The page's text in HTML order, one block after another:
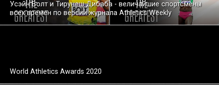
Усэйн Болт и Тирунеш Дибаба - величайшие спортсмены
всех времен по версии журнала Athletics Weekly
World Athletics Awards 2020